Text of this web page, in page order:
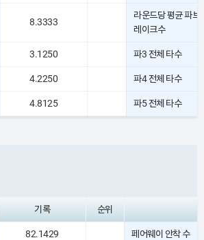
8.3333
라운드당 평균 파브
레이크수
3.1250 파3 전체 타수
4.2250 파4 전체 타수
4.8125 파5 전체 타수
기록 순위
82.1429 페어웨이 안착 수